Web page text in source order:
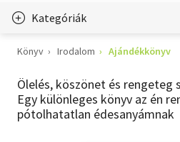
Kategóriák
Életmód, egészség
Erotika
Gyermek- és ifjúsági
Könyv Irodalom Ajándékkönyv
Ölelés, köszönet és rengeteg
Egy különleges könyv az én
pótolhatatlan édesanyámnak